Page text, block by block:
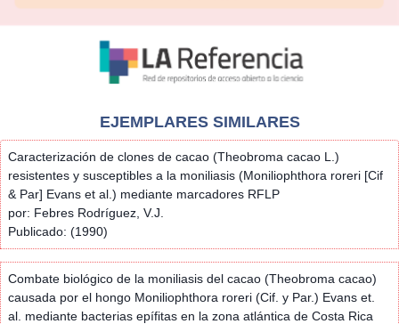
EJEMPLARES SIMILARES
Caracterización de clones de cacao (Theobroma cacao L.)
resistentes y susceptibles a la moniliasis (Moniliophthora roreri [Cif
& Par] Evans et al.) mediante marcadores RFLP
por: Febres Rodríguez, V.J.
Publicado: (1990)
Combate biológico de la moniliasis del cacao (Theobroma cacao)
causada por el hongo Moniliophthora roreri (Cif. y Par.) Evans et.
al. mediante bacterias epífitas en la zona atlántica de Costa Rica